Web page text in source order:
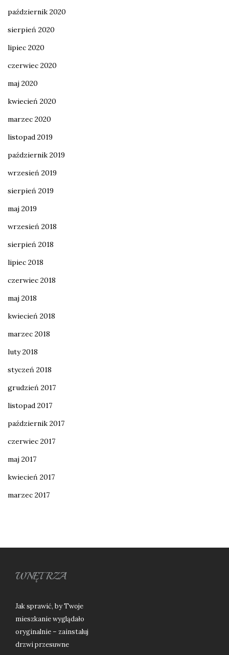
październik 2020
sierpień 2020
lipiec 2020
czerwiec 2020
maj 2020
kwiecień 2020
marzec 2020
listopad 2019
październik 2019
wrzesień 2019
sierpień 2019
maj 2019
wrzesień 2018
sierpień 2018
lipiec 2018
czerwiec 2018
maj 2018
kwiecień 2018
marzec 2018
luty 2018
styczeń 2018
grudzień 2017
listopad 2017
październik 2017
czerwiec 2017
maj 2017
kwiecień 2017
marzec 2017
WNĘTRZA
Jak sprawić, by Twoje
mieszkanie wyglądało
oryginalnie – zainstaluj
drzwi przesuwne